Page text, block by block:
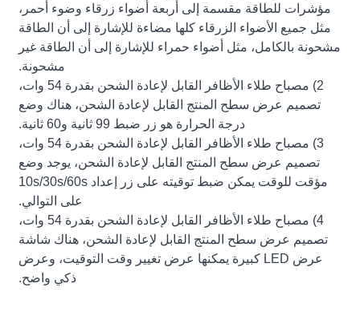
مؤشرات للطاقة مقسمة إلى أربعة أضواء زرقاء وضوء أحمر،
مثل جميع الأضواء الزرقاء كلها مضاءة للإشارة إلى أن الطاقة
مشحونة بالكامل، مثل أضواء حمراء للإشارة إلى أن الطاقة غير
مشحونة.
2) مصباح طلاء الأظافر القابل لإعادة الشحن بقدرة 54 وات،
تصميم عرض سطح المنتج القابل لإعادة الشحن، هناك وضع
درجة الحرارة هو زر ضبط 99 ثانية و60 ثانية.
3) مصباح طلاء الأظافر القابل لإعادة الشحن بقدرة 54 وات،
تصميم عرض سطح المنتج القابل لإعادة الشحن، يوجد وضع
مؤقت للوقت يمكن ضبط توقيته على زر إعداد 10s/30s/60s
على التوالي.
4) مصباح طلاء الأظافر القابل لإعادة الشحن بقدرة 54 وات،
تصميم عرض سطح المنتج القابل لإعادة الشحن، هناك شاشة
عرض LED كبيرة يمكنها عرض تغيير وقت التوقيت، وعرض
ذكي واضح.